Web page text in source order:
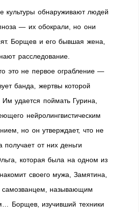
культуры обнаруживают людей
— их обокрали, но они
Борщев и его бывшая жена,
расследование.
это не первое ограбление —
банда, жертвы которой
удается поймать Гурина,
нейролингвистическим
но он утверждает, что не
получает от них деньги
которая была на одном из
своего мужа, Замятина,
называющим
Борщев, изучивший техники